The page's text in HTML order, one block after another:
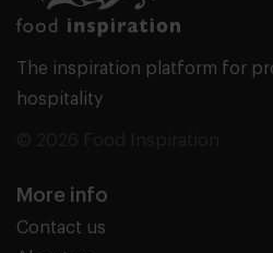
The inspiration platform for
hospitality
More info
Contact us